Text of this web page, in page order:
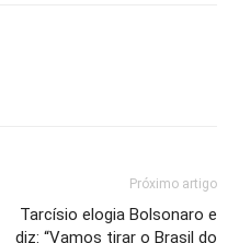
Próximo artigo
Tarcísio elogia Bolsonaro e
diz: “Vamos tirar o Brasil do